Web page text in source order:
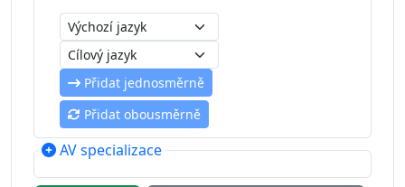
Přidat jednosměrně
Přidat obousměrně
AV specializace